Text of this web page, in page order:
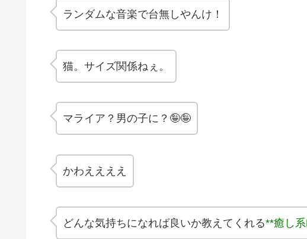
ランダムな音楽で台無しやんけ！
猫。サイズ関係ねぇ。
マライア？男の子に？🤪🤪
かわええええ
どんな気持ちになれば良いか教えてくれる**癒し